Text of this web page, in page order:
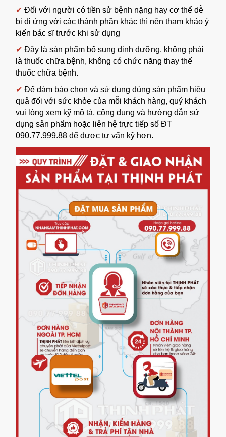
✔ Đối với người có tiền sử bệnh nặng hay cơ thể dễ
bị dị ứng với các thành phần khác thì nên tham khảo ý
kiến bác sĩ trước khi sử dụng
✔ Đây là sản phẩm bổ sung dinh dưỡng, không phải
là thuốc chữa bệnh, không có chức năng thay thế
thuốc chữa bệnh.
✔ Để đảm bảo chọn và sử dụng đúng sản phẩm hiệu
quả đối với sức khỏe của mỗi khách hàng, quý khách
vui lòng xem kỹ mô tả, công dụng và hướng dẫn sử
dụng sản phẩm hoặc liên hệ trực tiếp số ĐT
090.77.999.88 để được tư vấn kỹ hơn.